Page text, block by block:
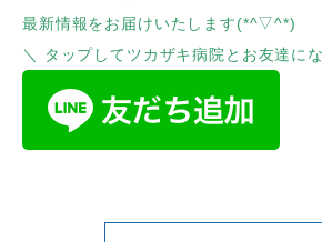
最新情報をお届けいたします(*^▽^*)
＼ タップしてツカザキ病院とお友達に